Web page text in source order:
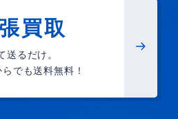
買取
送るだけ。
でも送料無料！